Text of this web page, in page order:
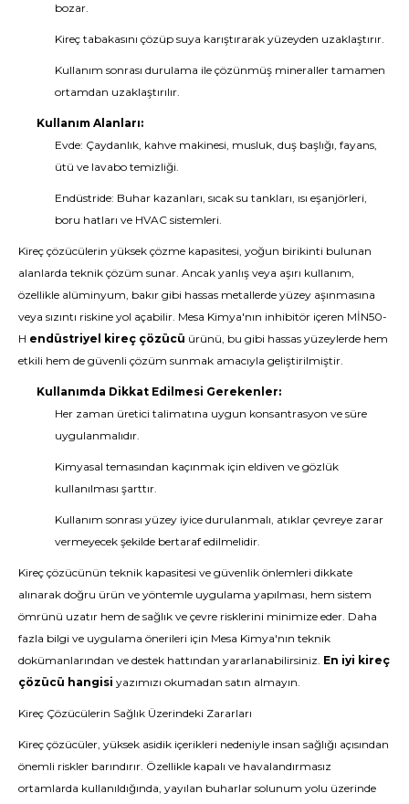
bozar.
Kireç tabakasını çözüp suya karıştırarak yüzeyden uzaklaştırır.
Kullanım sonrası durulama ile çözünmüş mineraller tamamen
ortamdan uzaklaştırılır.
Kullanım Alanları:
Evde: Çaydanlık, kahve makinesi, musluk, duş başlığı, fayans,
ütü ve lavabo temizliği.
Endüstride: Buhar kazanları, sıcak su tankları, ısı eşanjörleri,
boru hatları ve HVAC sistemleri.
Kireç çözücülerin yüksek çözme kapasitesi, yoğun birikinti bulunan
alanlarda teknik çözüm sunar. Ancak yanlış veya aşırı kullanım,
özellikle alüminyum, bakır gibi hassas metallerde yüzey aşınmasına
veya sızıntı riskine yol açabilir. Mesa Kimya'nın inhibitör içeren MİN50-
H endüstriyel kireç çözücü ürünü, bu gibi hassas yüzeylerde hem
etkili hem de güvenli çözüm sunmak amacıyla geliştirilmiştir.
Kullanımda Dikkat Edilmesi Gerekenler:
Her zaman üretici talimatına uygun konsantrasyon ve süre
uygulanmalıdır.
Kimyasal temasından kaçınmak için eldiven ve gözlük
kullanılması şarttır.
Kullanım sonrası yüzey iyice durulanmalı, atıklar çevreye zarar
vermeyecek şekilde bertaraf edilmelidir.
Kireç çözücünün teknik kapasitesi ve güvenlik önlemleri dikkate
alınarak doğru ürün ve yöntemle uygulama yapılması, hem sistem
ömrünü uzatır hem de sağlık ve çevre risklerini minimize eder. Daha
fazla bilgi ve uygulama önerileri için Mesa Kimya'nın teknik
dokümanlarından ve destek hattından yararlanabilirsiniz. En iyi kireç
çözücü hangisi yazımızı okumadan satın almayın.
Kireç Çözücülerin Sağlık Üzerindeki Zararları
Kireç çözücüler, yüksek asidik içerikleri nedeniyle insan sağlığı açısından
önemli riskler barındırır. Özellikle kapalı ve havalandırmasız
ortamlarda kullanıldığında, yayılan buharlar solunum yolu üzerinde